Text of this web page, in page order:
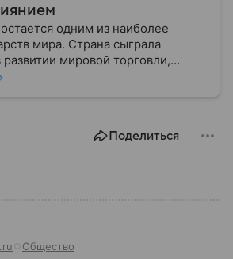
одним из наиболее
мира. Страна сыграла
мировой торговли,
науки и международных
Поделиться
Общество